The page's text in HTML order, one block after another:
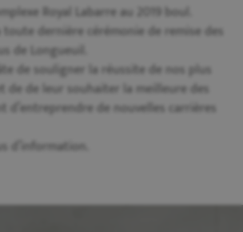
Royal Labarre au 2019 boul.
toute dernière cérémonie de remise des
de Longueuil.
de souligner la réussite de nos plus
de de leur souhaiter la meilleure des
d’entreprendre de nouvelles carrières
d’information.